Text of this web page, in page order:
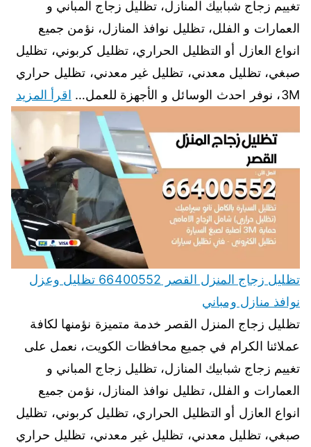
تغييم زجاج شبابيك المنازل، تظليل زجاج المباني و
العمارات و الفلل، تظليل نوافذ المنازل، نؤمن جميع
انواع العازل أو التظليل الحراري، تظليل كربوني، تظليل
صبغي، تظليل معدني، تظليل غير معدني، تظليل حراري
3M، نوفر احدث الوسائل و الأجهزة للعمل…
اقرأ المزيد
تظليل زجاج المنزل القصر 66400552 تظليل وعزل
نوافذ منازل ومباني
تظليل زجاج المنزل القصر خدمة متميزة نؤمنها لكافة
عملائنا الكرام في جميع محافظات الكويت، نعمل على
تغييم زجاج شبابيك المنازل، تظليل زجاج المباني و
العمارات و الفلل، تظليل نوافذ المنازل، نؤمن جميع
انواع العازل أو التظليل الحراري، تظليل كربوني، تظليل
صبغي، تظليل معدني، تظليل غير معدني، تظليل حراري